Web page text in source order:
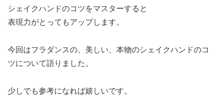
シェイクハンドのコツをマスターすると
表現力がとってもアップします。
今回はフラダンスの、美しい、本物のシェイクハンドのコ
ツについて語りました。
少しでも参考になれば嬉しいです。